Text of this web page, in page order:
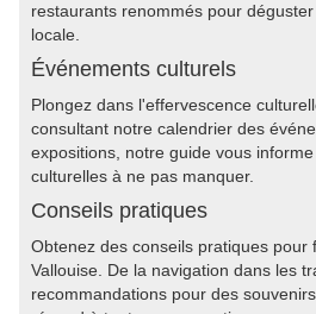
restaurants renommés pour
locale.
Événements culturels
Plongez dans l'effervescence
consultant notre calendrier des
expositions, notre guide vous
culturelles à ne pas manquer.
Conseils pratiques
Obtenez des conseils pratiques pour
Vallouise. De la navigation dans les
recommandations pour des